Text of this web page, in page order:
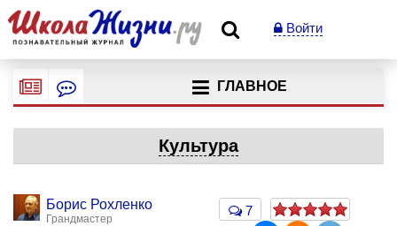
Войти
ГЛАВНОЕ
Культура
Борис Рохленко
Грандмастер
7